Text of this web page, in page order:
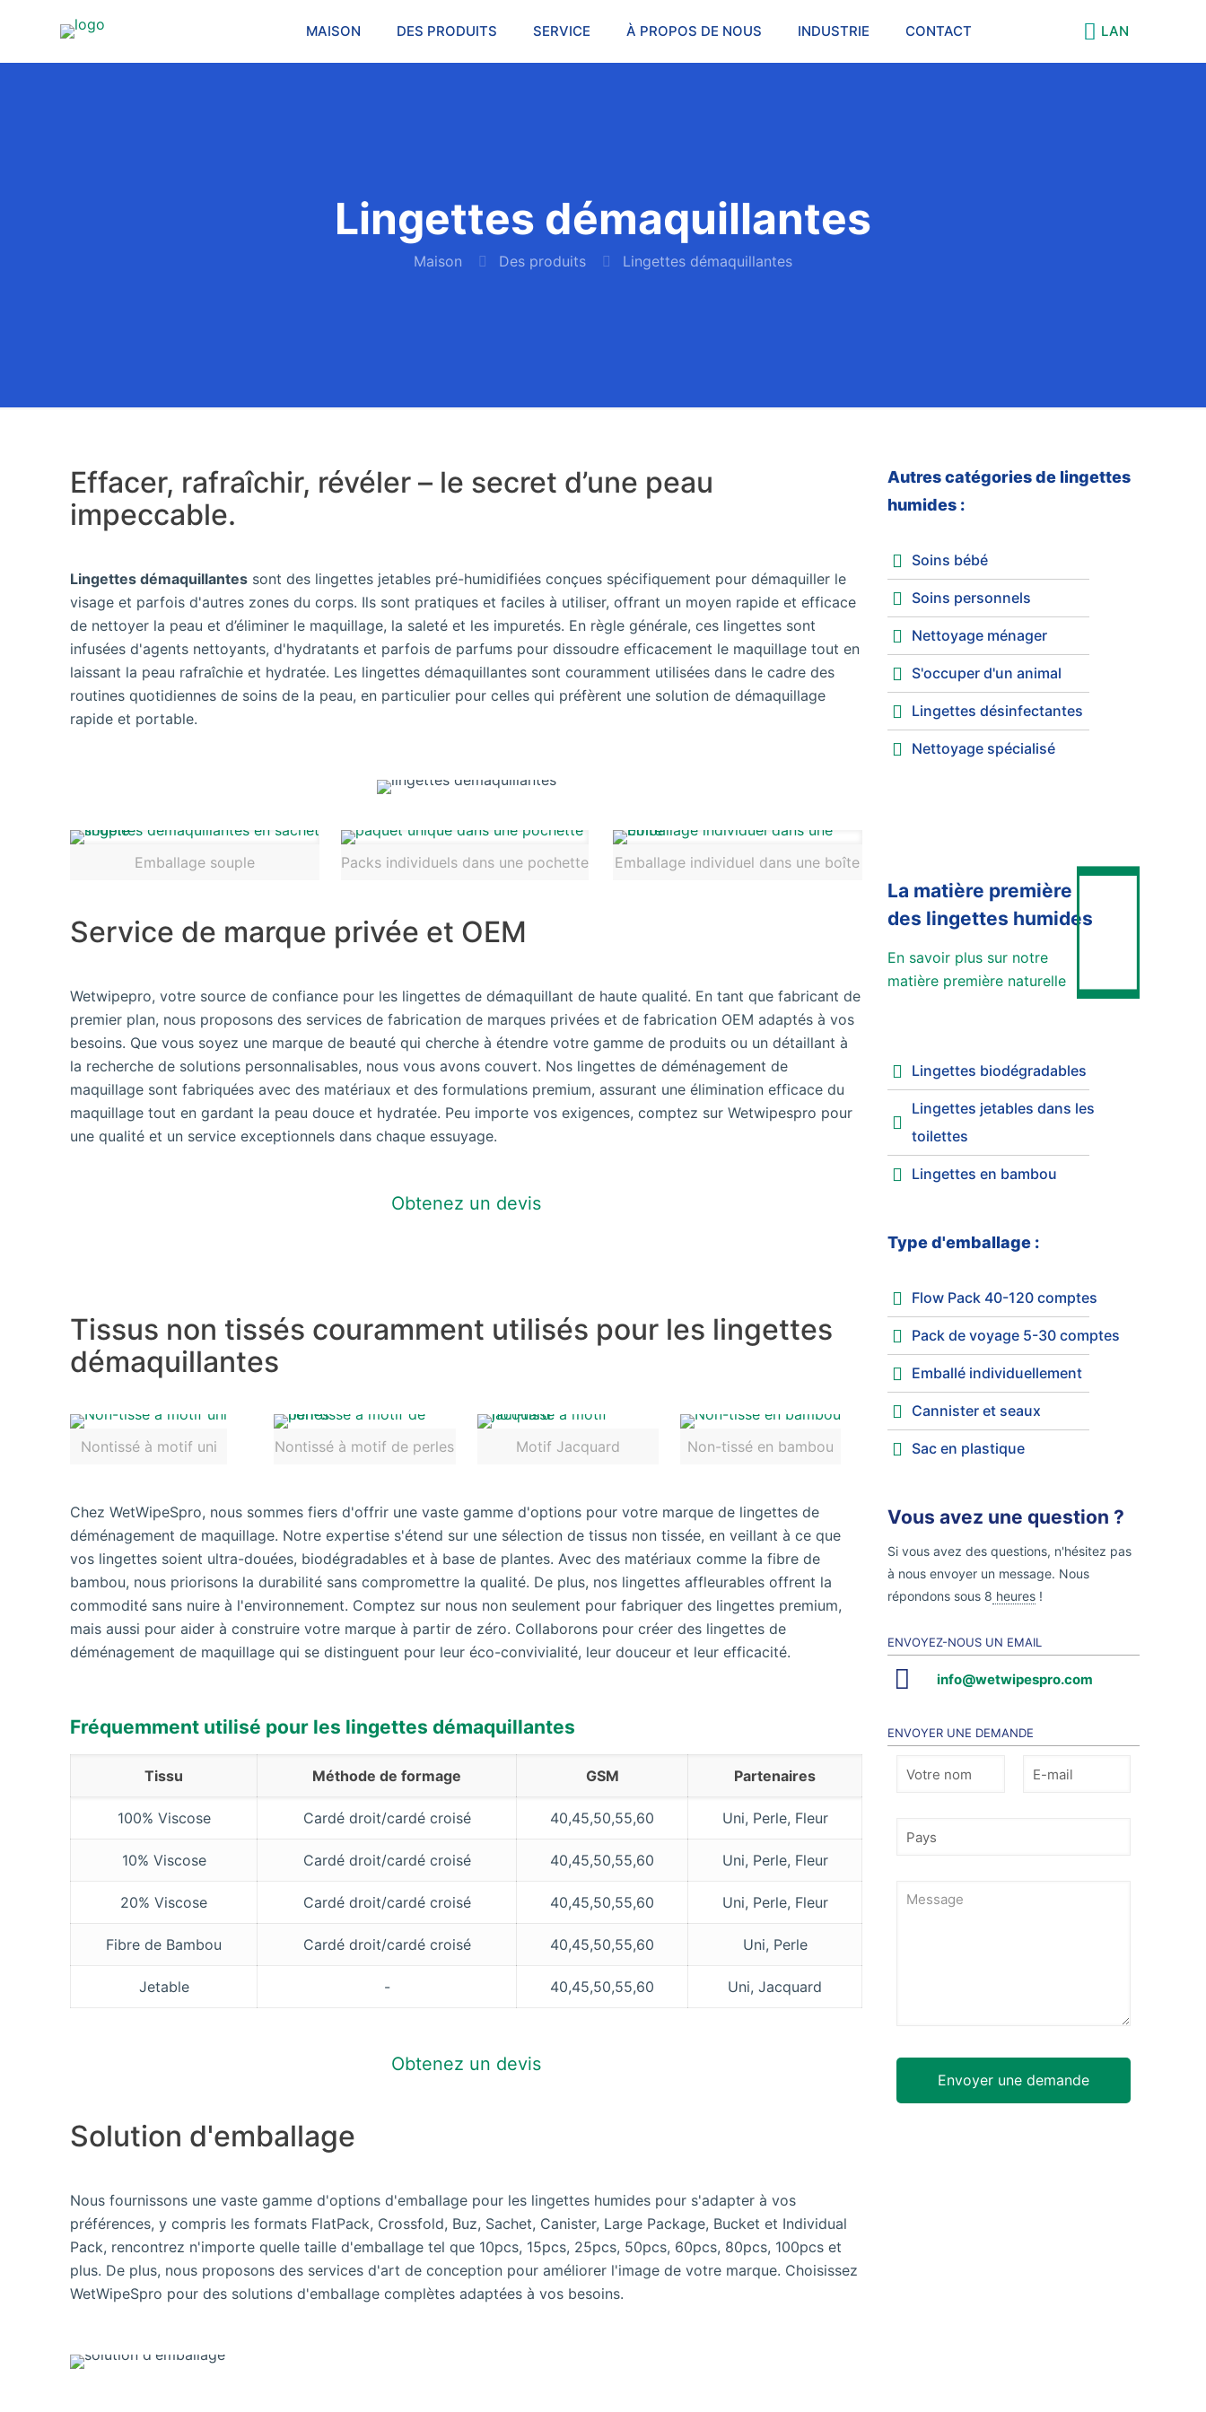
MAISON DES PRODUITS SERVICE À PROPOS DE NOUS INDUSTRIE CONTACT LAN
Lingettes démaquillantes
Maison Des produits Lingettes démaquillantes
Effacer, rafraîchir, révéler – le secret d’une peau
impeccable.
Lingettes démaquillantes sont des lingettes jetables pré-humidifiées conçues spécifiquement pour démaquiller le
visage et parfois d'autres zones du corps. Ils sont pratiques et faciles à utiliser, offrant un moyen rapide et efficace
de nettoyer la peau et d’éliminer le maquillage, la saleté et les impuretés. En règle générale, ces lingettes sont
infusées d'agents nettoyants, d'hydratants et parfois de parfums pour dissoudre efficacement le maquillage tout en
laissant la peau rafraîchie et hydratée. Les lingettes démaquillantes sont couramment utilisées dans le cadre des
routines quotidiennes de soins de la peau, en particulier pour celles qui préfèrent une solution de démaquillage
rapide et portable.
Emballage souple Packs individuels dans une pochette Emballage individuel dans une boîte
Service de marque privée et OEM
Wetwipepro, votre source de confiance pour les lingettes de démaquillant de haute qualité. En tant que fabricant de
premier plan, nous proposons des services de fabrication de marques privées et de fabrication OEM adaptés à vos
besoins. Que vous soyez une marque de beauté qui cherche à étendre votre gamme de produits ou un détaillant à
la recherche de solutions personnalisables, nous vous avons couvert. Nos lingettes de déménagement de
maquillage sont fabriquées avec des matériaux et des formulations premium, assurant une élimination efficace du
maquillage tout en gardant la peau douce et hydratée. Peu importe vos exigences, comptez sur Wetwipespro pour
une qualité et un service exceptionnels dans chaque essuyage.
Obtenez un devis
Tissus non tissés couramment utilisés pour les lingettes
démaquillantes
Nontissé à motif uni Nontissé à motif de perles Motif Jacquard Non-tissé en bambou
Chez WetWipeSpro, nous sommes fiers d'offrir une vaste gamme d'options pour votre marque de lingettes de
déménagement de maquillage. Notre expertise s'étend sur une sélection de tissus non tissée, en veillant à ce que
vos lingettes soient ultra-douées, biodégradables et à base de plantes. Avec des matériaux comme la fibre de
bambou, nous priorisons la durabilité sans compromettre la qualité. De plus, nos lingettes affleurables offrent la
commodité sans nuire à l'environnement. Comptez sur nous non seulement pour fabriquer des lingettes premium,
mais aussi pour aider à construire votre marque à partir de zéro. Collaborons pour créer des lingettes de
déménagement de maquillage qui se distinguent pour leur éco-convivialité, leur douceur et leur efficacité.
Fréquemment utilisé pour les lingettes démaquillantes
Tissu Méthode de formage GSM Partenaires
100% Viscose Cardé droit/cardé croisé 40,45,50,55,60 Uni, Perle, Fleur
10% Viscose Cardé droit/cardé croisé 40,45,50,55,60 Uni, Perle, Fleur
20% Viscose Cardé droit/cardé croisé 40,45,50,55,60 Uni, Perle, Fleur
Fibre de Bambou Cardé droit/cardé croisé 40,45,50,55,60 Uni, Perle
Jetable - 40,45,50,55,60 Uni, Jacquard
Obtenez un devis
Solution d'emballage
Nous fournissons une vaste gamme d'options d'emballage pour les lingettes humides pour s'adapter à vos
préférences, y compris les formats FlatPack, Crossfold, Buz, Sachet, Canister, Large Package, Bucket et Individual
Pack, rencontrez n'importe quelle taille d'emballage tel que 10pcs, 15pcs, 25pcs, 50pcs, 60pcs, 80pcs, 100pcs et
plus. De plus, nous proposons des services d'art de conception pour améliorer l'image de votre marque. Choisissez
WetWipeSpro pour des solutions d'emballage complètes adaptées à vos besoins.
Autres catégories de lingettes
humides :
Soins bébé
Soins personnels
Nettoyage ménager
S'occuper d'un animal
Lingettes désinfectantes
Nettoyage spécialisé
La matière première
des lingettes humides
En savoir plus sur notre
matière première naturelle
Lingettes biodégradables
Lingettes jetables dans les
toilettes
Lingettes en bambou
Type d'emballage :
Flow Pack 40-120 comptes
Pack de voyage 5-30 comptes
Emballé individuellement
Cannister et seaux
Sac en plastique
Vous avez une question ?
Si vous avez des questions, n'hésitez pas
à nous envoyer un message. Nous
répondons sous 8 heures !
ENVOYEZ-NOUS UN EMAIL
info@wetwipespro.com
ENVOYER UNE DEMANDE